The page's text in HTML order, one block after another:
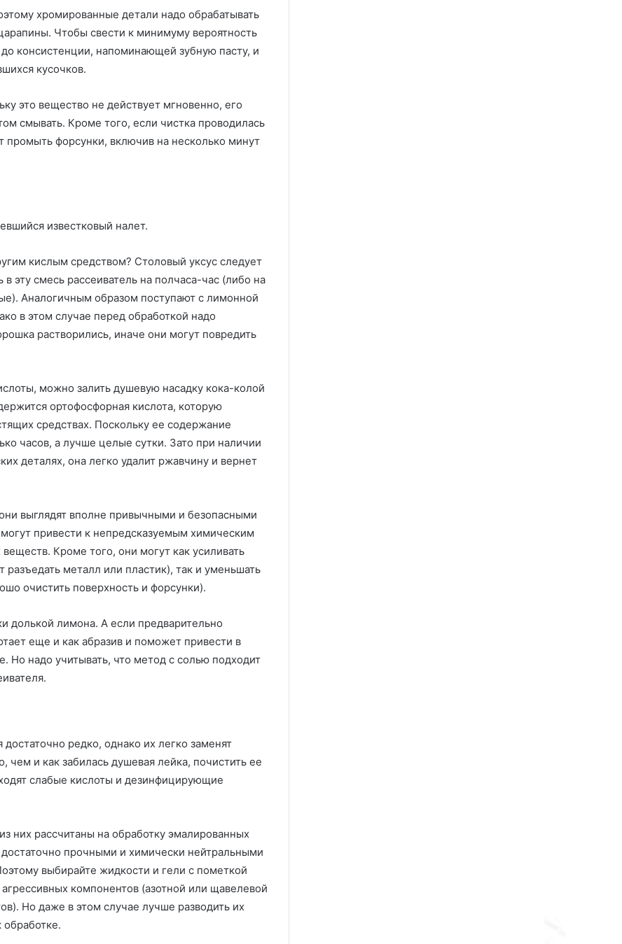
хромированные детали надо обрабатывать
Чтобы свести к минимуму вероятность
консистенции, напоминающей зубную пасту, и
кусочков.
это вещество не действует мгновенно, его
смывать. Кроме того, если чистка проводилась
промыть форсунки, включив на несколько минут
известковый налет.
кислым средством? Столовый уксус следует
эту смесь рассеиватель на полчаса-час (либо на
Аналогичным образом поступают с лимонной
в этом случае перед обработкой надо
растворились, иначе они могут повредить
можно залить душевую насадку кока-колой
ортофосфорная кислота, которую
средствах. Поскольку ее содержание
часов, а лучше целые сутки. Зато при наличии
деталях, она легко удалит ржавчину и вернет
выглядят вполне привычными и безопасными
привести к непредсказуемым химическим
Кроме того, они могут как усиливать
разъедать металл или пластик), так и уменьшать
очистить поверхность и форсунки).
долькой лимона. А если предварительно
еще и как абразив и поможет привести в
Но надо учитывать, что метод с солью подходит
редко, однако их легко заменят
чем и как забилась душевая лейка, почистить ее
слабые кислоты и дезинфицирующие
них рассчитаны на обработку эмалированных
прочными и химически нейтральными
выбирайте жидкости и гели с пометкой
компонентов (азотной или щавелевой
Но даже в этом случае лучше разводить их